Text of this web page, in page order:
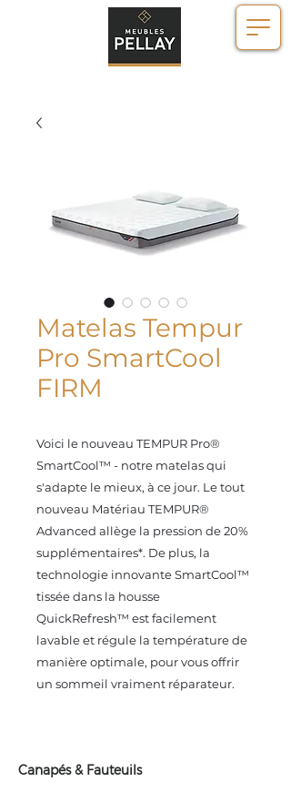
Matelas Tempur
Pro SmartCool
FIRM
Voici le nouveau TEMPUR Pro®
SmartCool™️ - notre matelas qui
s'adapte le mieux, à ce jour. Le tout
nouveau Matériau TEMPUR®
Advanced allège la pression de 20%
supplémentaires*. De plus, la
technologie innovante SmartCool™️
tissée dans la housse
QuickRefresh™️ est facilement
lavable et régule la température de
manière optimale, pour vous offrir
un sommeil vraiment réparateur.
Canapés & Fauteuils